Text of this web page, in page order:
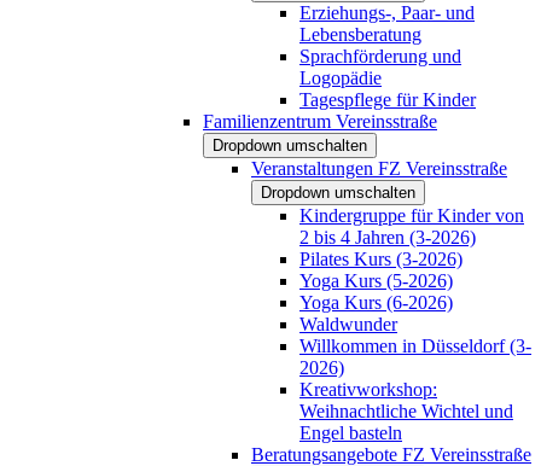
Erziehungs-, Paar- und
Lebensberatung
Sprachförderung und
Logopädie
Tagespflege für Kinder
Familienzentrum Vereinsstraße
Dropdown umschalten
Veranstaltungen FZ Vereinsstraße
Dropdown umschalten
Kindergruppe für Kinder von
2 bis 4 Jahren (3-2026)
Pilates Kurs (3-2026)
Yoga Kurs (5-2026)
Yoga Kurs (6-2026)
Waldwunder
Willkommen in Düsseldorf (3-
2026)
Kreativworkshop:
Weihnachtliche Wichtel und
Engel basteln
Beratungsangebote FZ Vereinsstraße